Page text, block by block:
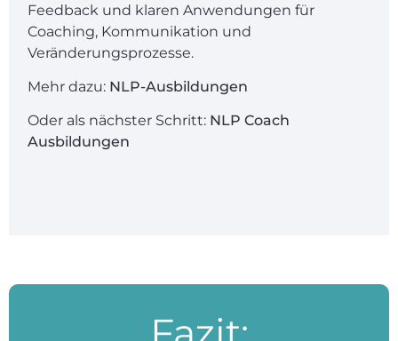
Feedback und klaren Anwendungen für
Coaching, Kommunikation und
Veränderungsprozesse.
Mehr dazu: NLP-Ausbildungen
Oder als nächster Schritt: NLP Coach
Ausbildungen